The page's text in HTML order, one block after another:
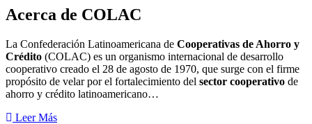
Acerca de COLAC
La Confederación Latinoamericana de Cooperativas de Ahorro y
Crédito (COLAC) es un organismo internacional de desarrollo
cooperativo creado el 28 de agosto de 1970, que surge con el firme
propósito de velar por el fortalecimiento del sector cooperativo de
ahorro y crédito latinoamericano…
Leer Más